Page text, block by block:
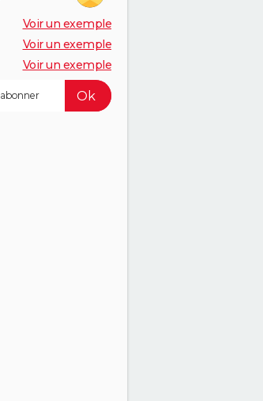
Voir un exemple
Voir un exemple
Voir un exemple